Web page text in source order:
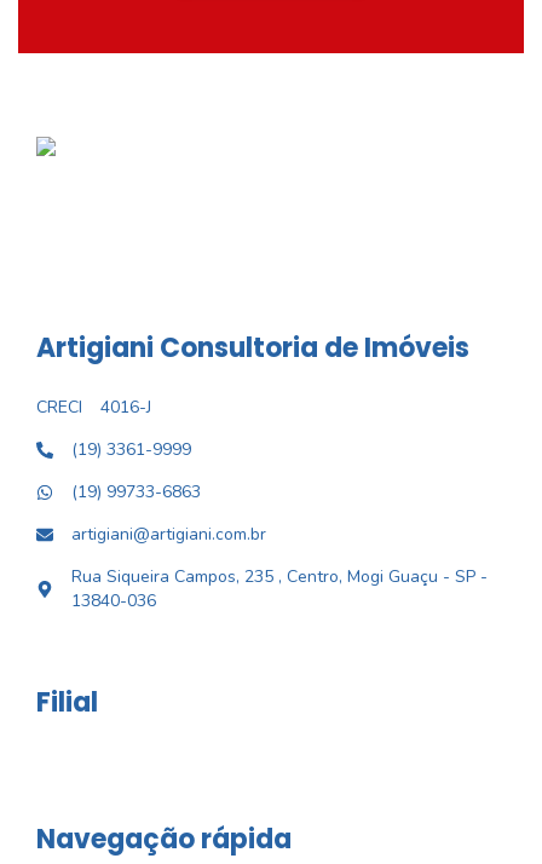
Artigiani Consultoria de Imóveis
CRECI
4016-J
(19) 3361-9999
(19) 99733-6863
artigiani@artigiani.com.br
Rua Siqueira Campos, 235 , Centro, Mogi Guaçu - SP -
13840-036
Filial
Navegação rápida